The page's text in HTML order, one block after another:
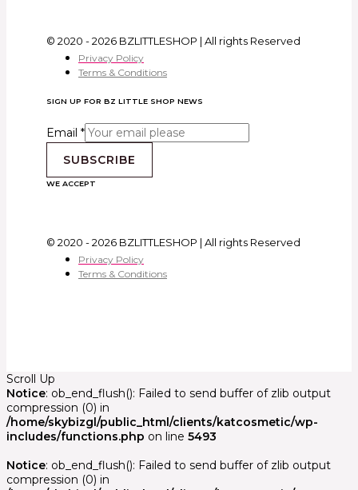
© 2020 - 2026 BZLITTLESHOP | All rights Reserved
Privacy Policy
Terms & Conditions
SIGN UP FOR BZ LITTLE SHOP NEWS
Email *
SUBSCRIBE
WE ACCEPT
© 2020 - 2026 BZLITTLESHOP | All rights Reserved
Privacy Policy
Terms & Conditions
Scroll Up
Notice: ob_end_flush(): Failed to send buffer of zlib output
compression (0) in
/home/skybizgl/public_html/clients/katcosmetic/wp-
includes/functions.php on line 5493
Notice: ob_end_flush(): Failed to send buffer of zlib output
compression (0) in